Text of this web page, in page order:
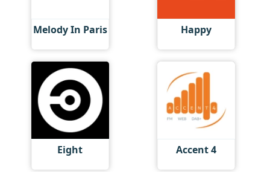
Melody In Paris Happy
Eight Accent 4